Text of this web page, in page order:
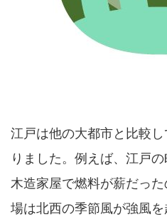
江戸は他の大都市と比較
りました。例えば、江戸
木造家屋で燃料が薪だっ
場は北西の季節風が強風